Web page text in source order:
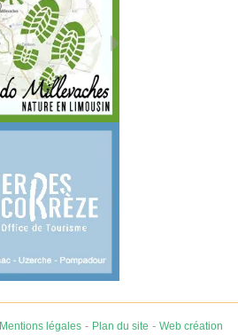
Mentions légales- Plan du site - Web création